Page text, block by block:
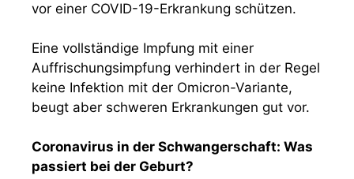
vor einer COVID-19-Erkrankung schützen.
Eine vollständige Impfung mit einer
Auffrischungsimpfung verhindert in der Regel
keine Infektion mit der Omicron-Variante,
beugt aber schweren Erkrankungen gut vor.
Coronavirus in der Schwangerschaft: Was
passiert bei der Geburt?